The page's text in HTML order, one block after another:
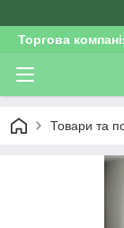
Торгова
Товари та